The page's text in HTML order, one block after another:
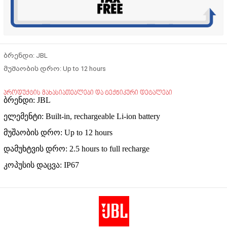
ბრენდი: JBL
მუშაობის დრო: Up to 12 hours
პროდუქტის მახასიათებლები და ტექნიკური დეტალები
ბრენდი: JBL
ელემენტი: Built-in, rechargeable Li-ion battery
მუშაობის დრო: Up to 12 hours
დამუხტვის დრო: 2.5 hours to full recharge
კოპუსის დაცვა: IP67